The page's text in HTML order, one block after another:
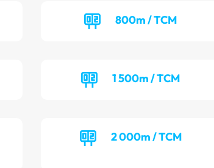
800m / TCM
1 500m / TCM
2 000m / TCM